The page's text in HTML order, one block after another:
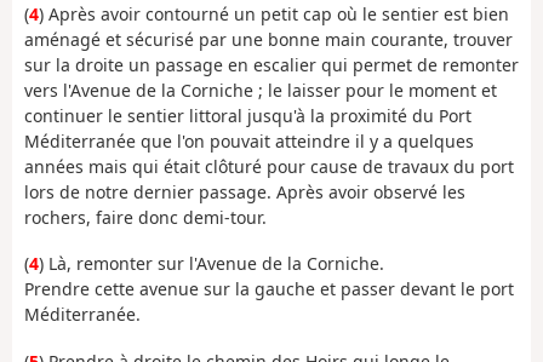
(4) Après avoir contourné un petit cap où le sentier est bien
aménagé et sécurisé par une bonne main courante, trouver
sur la droite un passage en escalier qui permet de remonter
vers l'Avenue de la Corniche ; le laisser pour le moment et
continuer le sentier littoral jusqu'à la proximité du Port
Méditerranée que l'on pouvait atteindre il y a quelques
années mais qui était clôturé pour cause de travaux du port
lors de notre dernier passage. Après avoir observé les
rochers, faire donc demi-tour.
(4) Là, remonter sur l'Avenue de la Corniche.
Prendre cette avenue sur la gauche et passer devant le port
Méditerranée.